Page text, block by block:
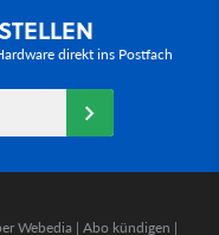
direkt ins Postfach
Webedia | Abo kündigen |